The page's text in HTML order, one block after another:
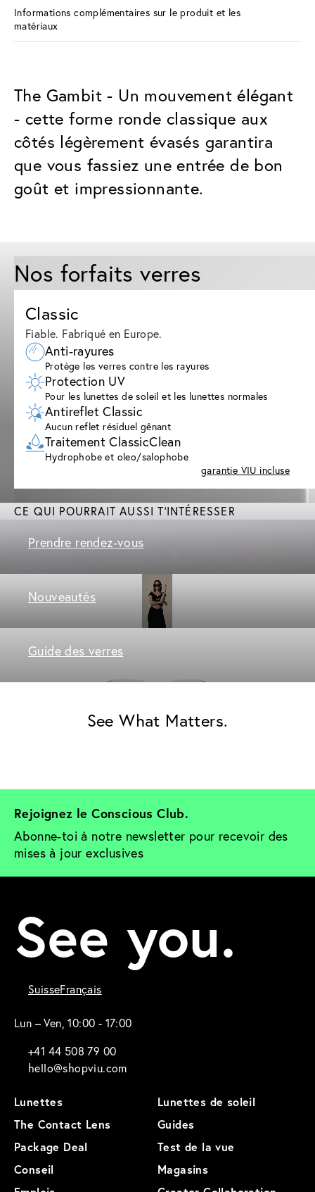
Informations complémentaires sur le produit et les
matériaux
The Gambit - Un mouvement élégant
- cette forme ronde classique aux
côtés légèrement évasés garantira
que vous fassiez une entrée de bon
goût et impressionnante.
Nos forfaits verres
Classic
Fiable. Fabriqué en Europe.
Anti-rayures
Protège les verres contre les rayures
Protection UV
Pour les lunettes de soleil et les lunettes normales
Antireflet Classic
Aucun reflet résiduel gênant
Traitement ClassicClean
Hydrophobe et oleo/salophobe
garantie VIU incluse
CE QUI POURRAIT AUSSI T'INTÉRESSER
Prendre rendez-vous
Nouveautés
Guide des verres
See What Matters.
Rejoignez le Conscious Club.
Abonne-toi à notre newsletter pour recevoir des
mises à jour exclusives
See you.
SuisseFrançais
Lun – Ven, 10:00 - 17:00
+41 44 508 79 00
hello@shopviu.com
Lunettes
Lunettes de soleil
The Contact Lens
Guides
Package Deal
Test de la vue
Conseil
Magasins